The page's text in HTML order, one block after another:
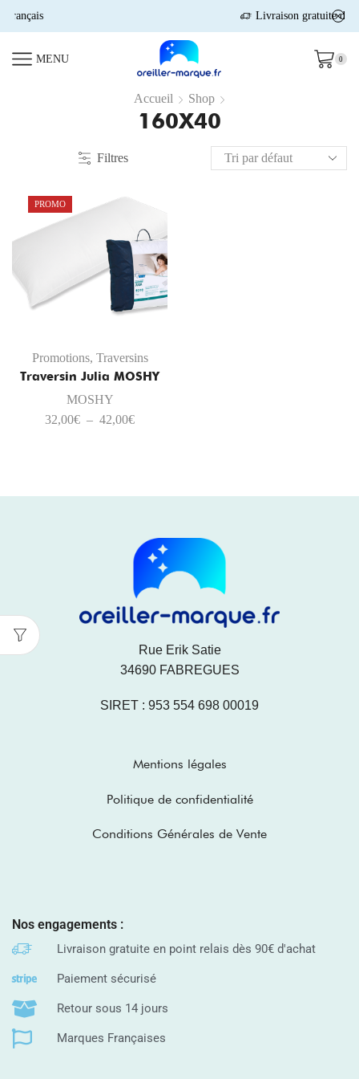
Livraison gratuite dès 90€
MENU 0
Accueil Shop
160X40
Filtres
PROMO
Promotions, Traversins
Traversin Julia MOSHY
MOSHY
32,00€ – 42,00€
Rue Erik Satie
34690 FABREGUES
SIRET : 953 554 698 00019
Mentions légales
Politique de confidentialité
Conditions Générales de Vente
Nos engagements :
Livraison gratuite en point relais dès 90€ d'achat
Paiement sécurisé
Retour sous 14 jours
Marques Françaises